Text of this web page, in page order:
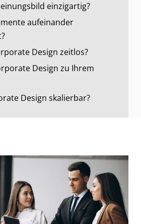
einzigartig?
aufeinander
Design zeitlos?
Design zu Ihrem
Design skalierbar?